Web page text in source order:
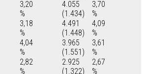
3,20
%
4.055
(1.434)
3,70
%
3,18
%
4.491
(1.448)
4,09
%
4,04
%
3.965
(1.551)
3,61
%
2,82
%
2.925
(1.322)
2,67
%